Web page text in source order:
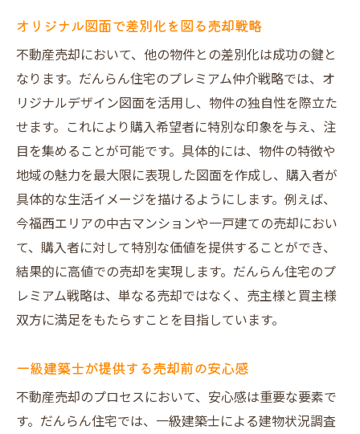
オリジナル図面で差別化を図る売却戦略
不動産売却において、他の物件との差別化は成功の鍵と
なります。だんらん住宅のプレミアム仲介戦略では、オ
リジナルデザイン図面を活用し、物件の独自性を際立た
せます。これにより購入希望者に特別な印象を与え、注
目を集めることが可能です。具体的には、物件の特徴や
地域の魅力を最大限に表現した図面を作成し、購入者が
具体的な生活イメージを描けるようにします。例えば、
今福西エリアの中古マンションや一戸建ての売却におい
て、購入者に対して特別な価値を提供することができ、
結果的に高値での売却を実現します。だんらん住宅のプ
レミアム戦略は、単なる売却ではなく、売主様と買主様
双方に満足をもたらすことを目指しています。
一級建築士が提供する売却前の安心感
不動産売却のプロセスにおいて、安心感は重要な要素で
す。だんらん住宅では、一級建築士による建物状況調査